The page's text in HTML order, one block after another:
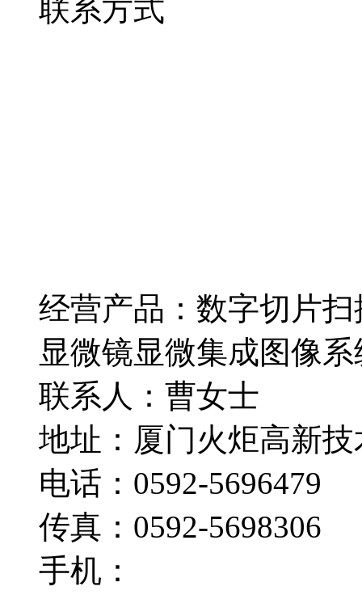
联系方式
经营产品： 数字切片
显微镜显微集成图像系
联系人： 曹女士
地址： 厦门火炬高新
电话： 0592-5696479
传真： 0592-5698306
手机：